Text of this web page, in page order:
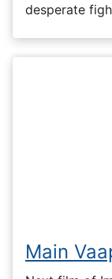
desperate
Main